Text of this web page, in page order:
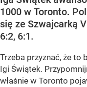
1000 w Toronto.
się ze Szwajcarką
6:2, 6:1.
Trzeba przyznać, że
Igi Świątek.
właśnie w Toronto